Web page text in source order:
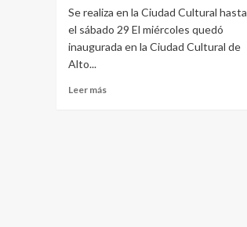
Se realiza en la Ciudad Cultural hasta
el sábado 29 El miércoles quedó
inaugurada en la Ciudad Cultural de
Alto...
Leer más